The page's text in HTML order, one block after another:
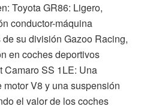
Toyota GR86: Ligero,
conductor-máquina
su división Gazoo Racing,
en coches deportivos
Camaro SS 1LE: Una
V8 y una suspensión
el valor de los coches